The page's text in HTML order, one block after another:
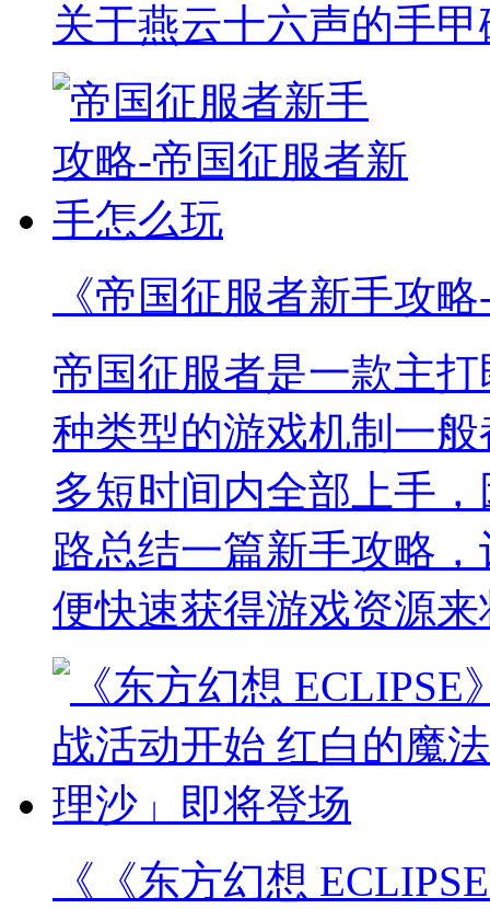
关于燕云十六声的手
《帝国征服者新手攻
帝国征服者是一款主
种类型的游戏机制一
多短时间内全部上手
路总结一篇新手攻略
便快速获得游戏资源
《《东方幻想